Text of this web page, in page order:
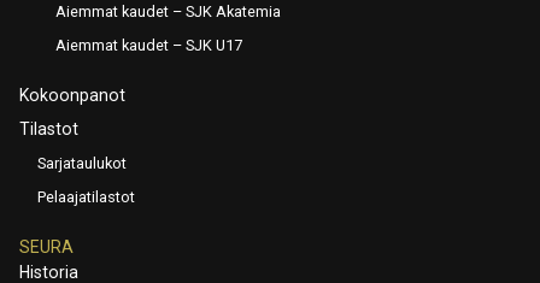
Aiemmat kaudet – SJK Akatemia
Aiemmat kaudet – SJK U17
Kokoonpanot
Tilastot
Sarjataulukot
Pelaajatilastot
SEURA
Historia